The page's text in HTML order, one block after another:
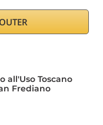
all'Uso Toscano
Frediano